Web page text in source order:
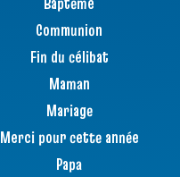
Communion
Fin du célibat
Maman
Mariage
Merci pour cette année
Papa